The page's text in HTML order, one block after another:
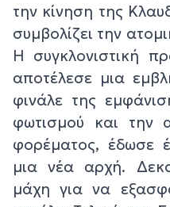
την κίνηση της
συμβολίζει την
Η συγκλονιστική
αποτέλεσε μια
φινάλε της
φωτισμού και την
φορέματος, έδωσε
μια νέα αρχή.
μάχη για να